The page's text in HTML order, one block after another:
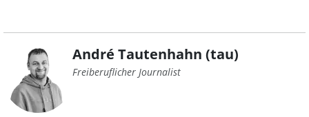
André Tautenhahn (tau)
Freiberuflicher Journalist